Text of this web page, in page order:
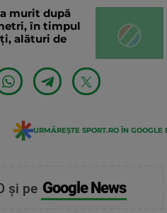
murit după
în timpul
alături de
URMĂREȘTE SPORT.RO ÎN GOOGLE
și pe Google News